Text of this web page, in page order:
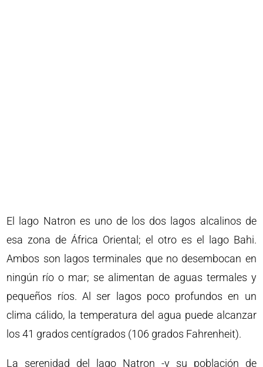
El lago Natron es uno de los dos lagos alcalinos de
esa zona de África Oriental; el otro es el lago Bahi.
Ambos son lagos terminales que no desembocan en
ningún río o mar; se alimentan de aguas termales y
pequeños ríos. Al ser lagos poco profundos en un
clima cálido, la temperatura del agua puede alcanzar
los 41 grados centígrados (106 grados Fahrenheit).
La serenidad del lago Natron -y su población de